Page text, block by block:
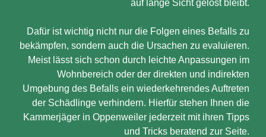
auf lange Sicht gelöst bleibt.
Dafür ist wichtig nicht nur die Folgen eines Befalls zu
bekämpfen, sondern auch die Ursachen zu evaluieren.
Meist lässt sich schon durch leichte Anpassungen im
Wohnbereich oder der direkten und indirekten
Umgebung des Befalls ein wiederkehrendes Auftreten
der Schädlinge verhindern. Hierfür stehen Ihnen die
Kammerjäger in Oppenweiler jederzeit mit ihren Tipps
und Tricks beratend zur Seite.